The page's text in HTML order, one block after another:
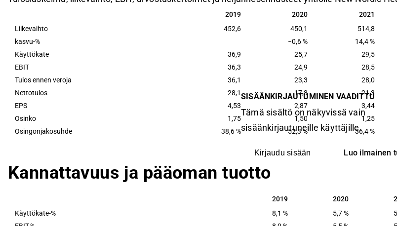
2019 2020 2021
2019 2020 2021
Liikevaihto
452,6 450,1 514,8
kasvu-%
−0,6 % 14,4 %
Käyttökate
36,9 25,7 29,5
EBIT
36,3 24,9 28,5
Tulos ennen veroja
36,1 23,3 28,0
Nettotulos
28,1 17,8 21,3
EPS
4,53 2,87 3,44
Osinko
1,75 1,50 1,25
Osingonjakosuhde
38,6 % 52,3 % 36,4 %
SISÄÄNKIRJAUTUMINEN VAADITTU
Tämä sisältö on näkyvissä vain
sisäänkirjautuneille käyttäjille
Kirjaudu sisään Luo ilmainen
Kannattavuus ja pääoman tuotto
2019 2020
2019 2020
Käyttökate-%
8,1 % 5,7 %